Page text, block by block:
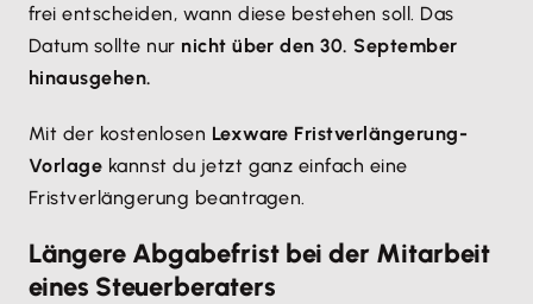
frei entscheiden, wann diese bestehen soll. Das
Datum sollte nur nicht über den 30. September
hinausgehen.
Mit der kostenlosen Lexware Fristverlängerung-
Vorlage kannst du jetzt ganz einfach eine
Fristverlängerung beantragen.
Längere Abgabefrist bei der Mitarbeit
eines Steuerberaters